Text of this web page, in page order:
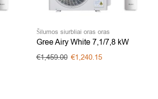
Šilumos siurbliai oras oras
Gree Airy White 7,1/7,8 kW
€1,459.00 €1,240.15